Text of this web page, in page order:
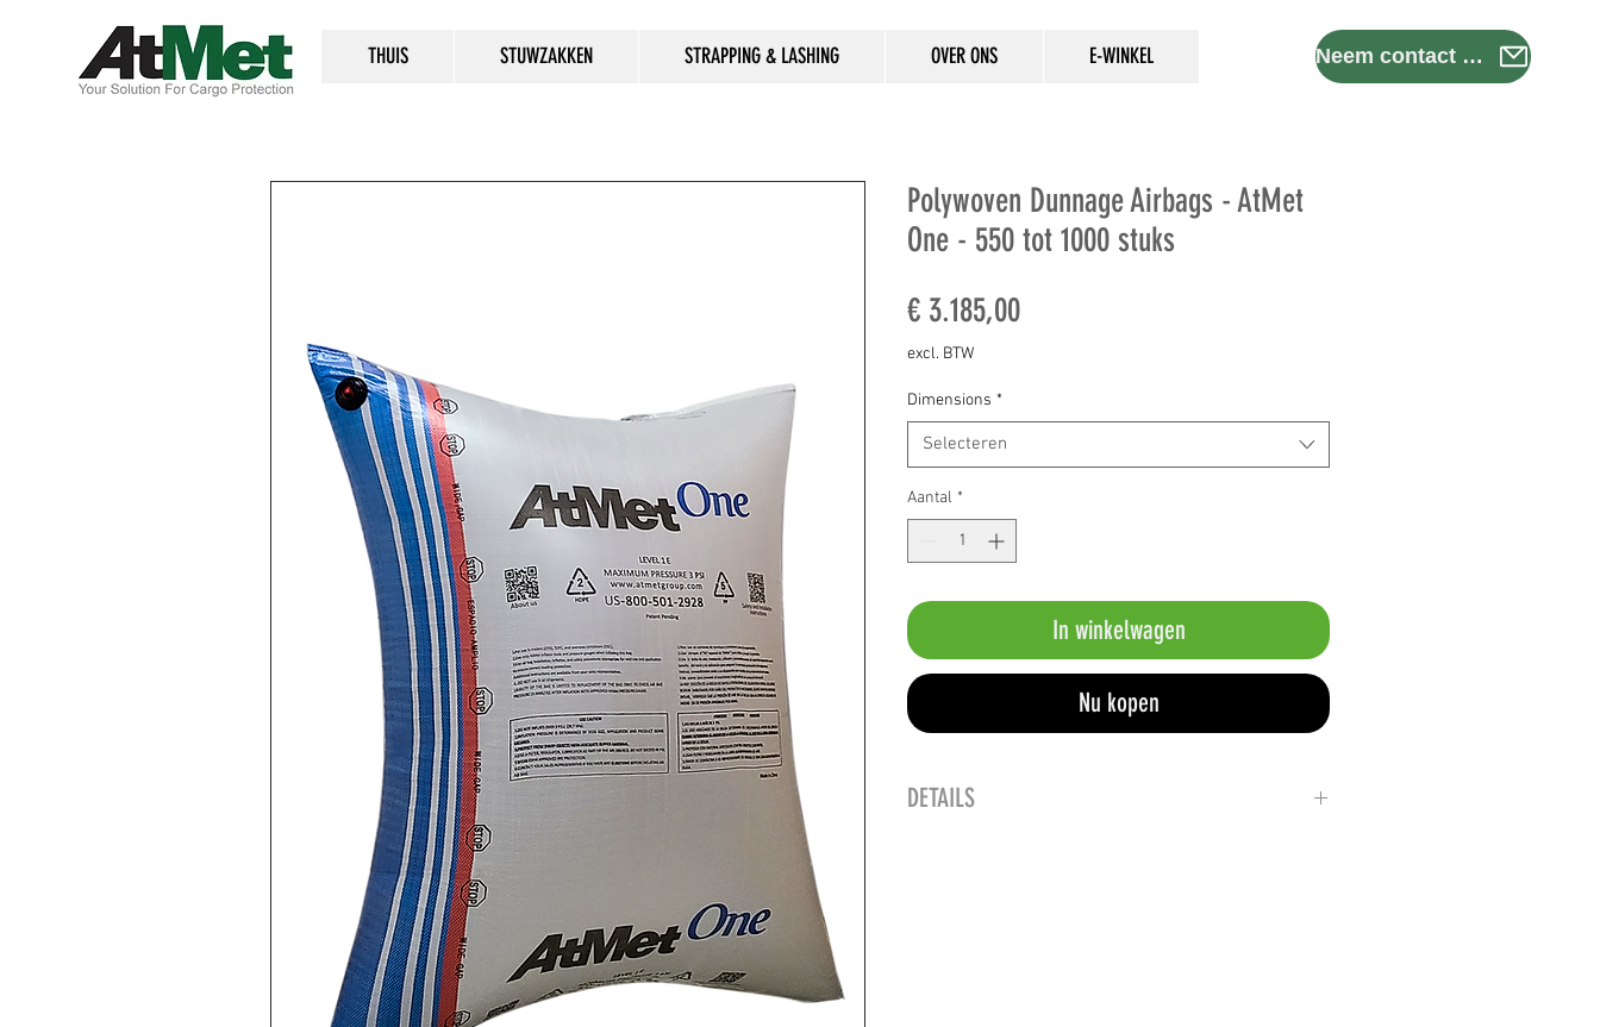
THUIS STUWZAKKEN STRAPPING & LASHING OVER ONS E-WINKEL Neem contact met ons op
Polywoven Dunnage Airbags - AtMet
One - 550 tot 1000 stuks
€ 3.185,00Prijs
excl. BTW
Dimensions *
Selecteren
Aantal *
In winkelwagen
Nu kopen
DETAILS